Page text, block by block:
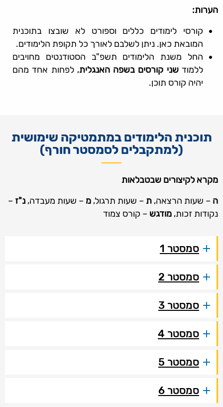
הערות:
קורסי לימודים כללים וספורט לא שובצו בתוכנית
המובאת כאן. ניתן לשלבם לאורך כל תקופת הלימודים.
החל משנת הלימודים תשפ"ב הסטודנטים מחויבים
ללמודשני קורסים בשפה האנגלית, לפחות אחד מהם
יהיה קורס תוכן.
תוכנית הלימודים במתמטיקה שימושית
(למתקבלים לסמסטר חורף)
מקרא לקיצורים שבטבלאות
ה – שעות הרצאה, ת – שעות תרגול, מ – שעות מעבדה,נ"ז –
נקודות זכות, מודגש – קורס צמוד
סמסטר 1
סמסטר 2
סמסטר 3
סמסטר 4
סמסטר 5
סמסטר 6